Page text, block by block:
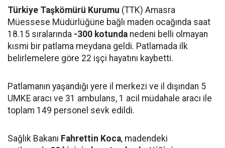
Türkiye Taşkömürü Kurumu (TTK) Amasra
Müessese Müdürlüğüne bağlı maden ocağında saat
18.15 sıralarında -300 kotunda nedeni belli olmayan
kısmi bir patlama meydana geldi. Patlamada ilk
belirlemelere göre 22 işçi hayatını kaybetti.
Patlamanın yaşandığı yere il merkezi ve il dışından 5
UMKE aracı ve 31 ambulans, 1 acil müdahale aracı ile
toplam 149 personel sevk edildi.
Sağlık Bakanı Fahrettin Koca, madendeki